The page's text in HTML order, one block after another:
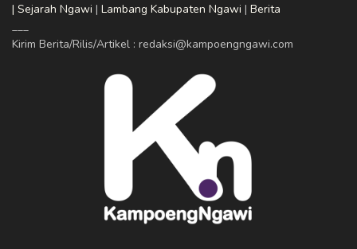
| Sejarah Ngawi | Lambang Kabupaten Ngawi | Berita
Kirim Berita/Rilis/Artikel : redaksi@kampoengngawi.com